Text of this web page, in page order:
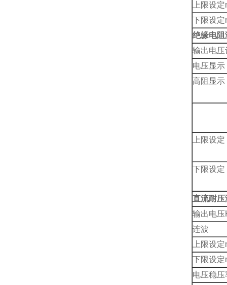
上限设
下限设定
绝缘电阻
输出电压
电压显示
高阻显示
上限设定
下限设定
直流耐压
输出电压
连波
上限设
下限设定
电压稳压